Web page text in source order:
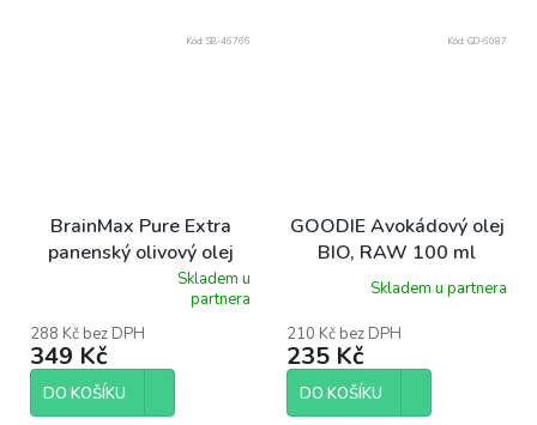
BrainMax Pure Extra
panenský olivový olej
Picual BIO, 500 ml
produktu
je
5,0
5
Skladem u
partnera
288 Kč bez DPH
349 Kč
DO KOŠÍKU
Kód: SB-46766
GOODIE Avokádový olej
BIO, RAW 100 ml
Skladem u partnera
210 Kč bez DPH
235 Kč
DO KOŠÍKU
Kód: GD-6087